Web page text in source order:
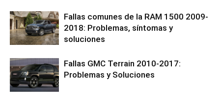
Fallas comunes de la RAM 1500 2009-
2018: Problemas, síntomas y
soluciones
Fallas GMC Terrain 2010-2017:
Problemas y Soluciones